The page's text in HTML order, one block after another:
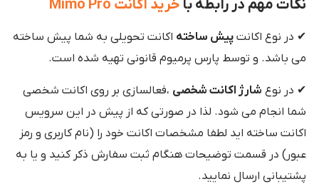
نکات مهم در رابطه با خرید اکانت Mimo Pro
✔ در نوع اکانت پیش ساخته اکانت تحویلی به شما پیش ساخته
می باشد. و توسط پارس پرمیوم قانونی تهیه شده است.
✔ در نوع شارژ اکانت شخصی ،فعالسازی بر روی اکانت شخصی
شما انجام می شود. لذا در صورتی که از پیش در این سرویس
اکانت ساخته اید لطفا مشخصات اکانت خود را (نام کاربری و رمز
عبور) در قسمت توضیحات هنگام ثبت سفارش ذکر کنید و یا به
پشتیبانی ارسال نمایید.